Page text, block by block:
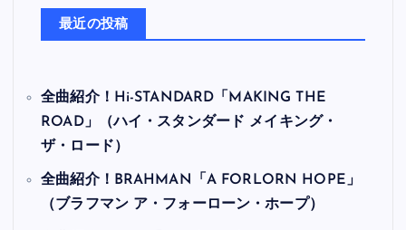
最近の投稿
全曲紹介！Hi-STANDARD「MAKING THE
ROAD」（ハイ・スタンダード メイキング・
ザ・ロード）
全曲紹介！BRAHMAN「A FORLORN HOPE」
（ブラフマン ア・フォーローン・ホープ）